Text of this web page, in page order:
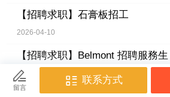
【招聘求职】 石膏板招工
2026-04-10
【招聘求职】 Belmont 招聘服務生
2026-04-10